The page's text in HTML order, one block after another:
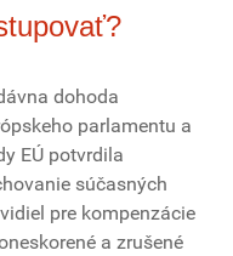
dohoda
parlamentu a
EÚ potvrdila
súčasných
pre kompenzácie
a zrušené